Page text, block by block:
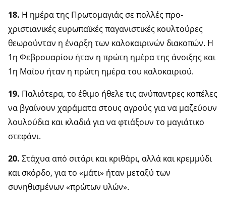
18. Η ημέρα της Πρωτομαγιάς σε πολλές προ-
χριστιανικές ευρωπαϊκές παγανιστικές κουλτούρες
θεωρούνταν η έναρξη των καλοκαιρινών διακοπών. Η
1η Φεβρουαρίου ήταν η πρώτη ημέρα της άνοιξης και
1η Μαΐου ήταν η πρώτη ημέρα του καλοκαιριού.
19. Παλιότερα, το έθιμο ήθελε τις ανύπαντρες κοπέλες
να βγαίνουν χαράματα στους αγρούς για να μαζεύουν
λουλούδια και κλαδιά για να φτιάξουν το μαγιάτικο
στεφάνι.
20. Στάχυα από σιτάρι και κριθάρι, αλλά και κρεμμύδι
και σκόρδο, για το «μάτι» ήταν μεταξύ των
συνηθισμένων «πρώτων υλών».